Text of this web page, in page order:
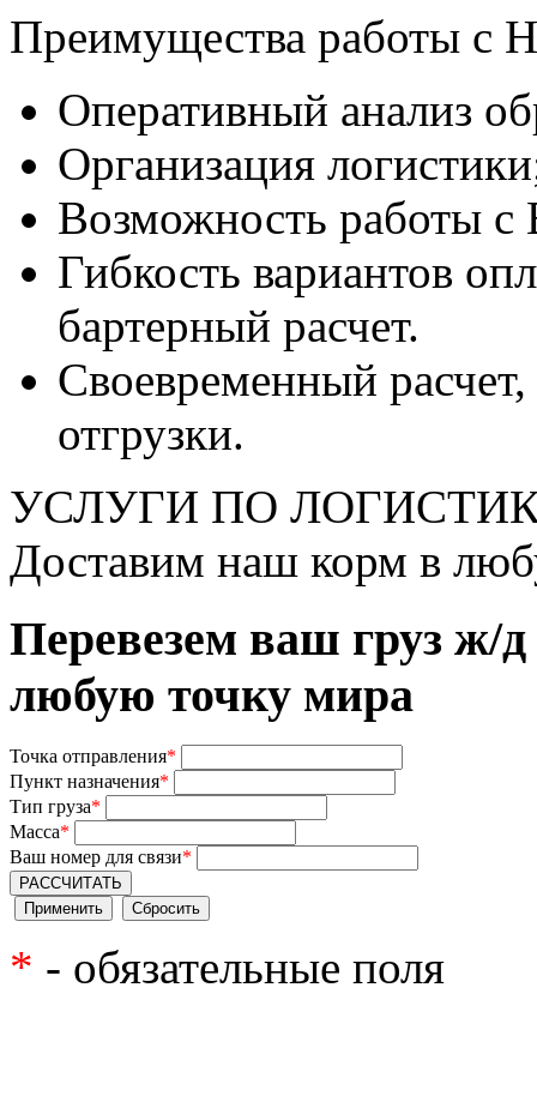
Преимущества работы с
Оперативный анализ
Организация
Возможность работы с
Гибкость вариантов
бартерный расчет.
Своевременный
отгрузки.
УСЛУГИ ПО
Доставим наш корм в
Перевезем ваш груз ж/
любую точку мира
Точка отправления*
Пункт назначения*
Тип груза*
Масса*
Ваш номер для связи*
РАССЧИТАТЬ
* - обязательные поля